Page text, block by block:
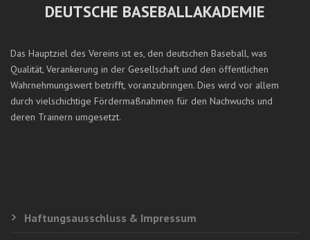
DEUTSCHE BASEBALLAKADEMIE
Das Hauptziel des Vereins ist es, den deutschen Baseball, was
Qualität, Verankerung in der Gesellschaft und den öffentlichen
Wahrnehmungswert betrifft, voranzubringen. Dies wird vor allem
durch vielschichtige Fördermaßnahmen für den Nachwuchs und
deren Trainern umgesetzt.
Haftungsausschluss & Impressum